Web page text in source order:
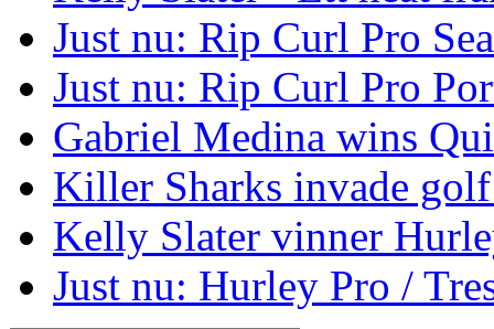
Just nu: Rip Curl Pro
Just nu: Rip Curl Pro
Gabriel Medina wins
Killer Sharks invade
Kelly Slater vinner
Just nu: Hurley Pro /